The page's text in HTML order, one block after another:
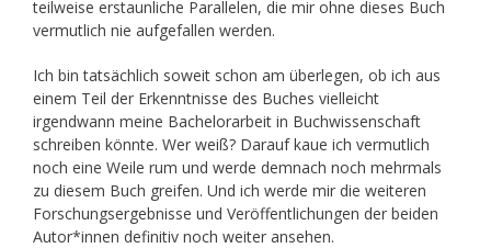
teilweise erstaunliche Parallelen, die mir ohne dieses Buch
vermutlich nie aufgefallen werden.
Ich bin tatsächlich soweit schon am überlegen, ob ich aus
einem Teil der Erkenntnisse des Buches vielleicht
irgendwann meine Bachelorarbeit in Buchwissenschaft
schreiben könnte. Wer weiß? Darauf kaue ich vermutlich
noch eine Weile rum und werde demnach noch mehrmals
zu diesem Buch greifen. Und ich werde mir die weiteren
Forschungsergebnisse und Veröffentlichungen der beiden
Autor*innen definitiv noch weiter ansehen.